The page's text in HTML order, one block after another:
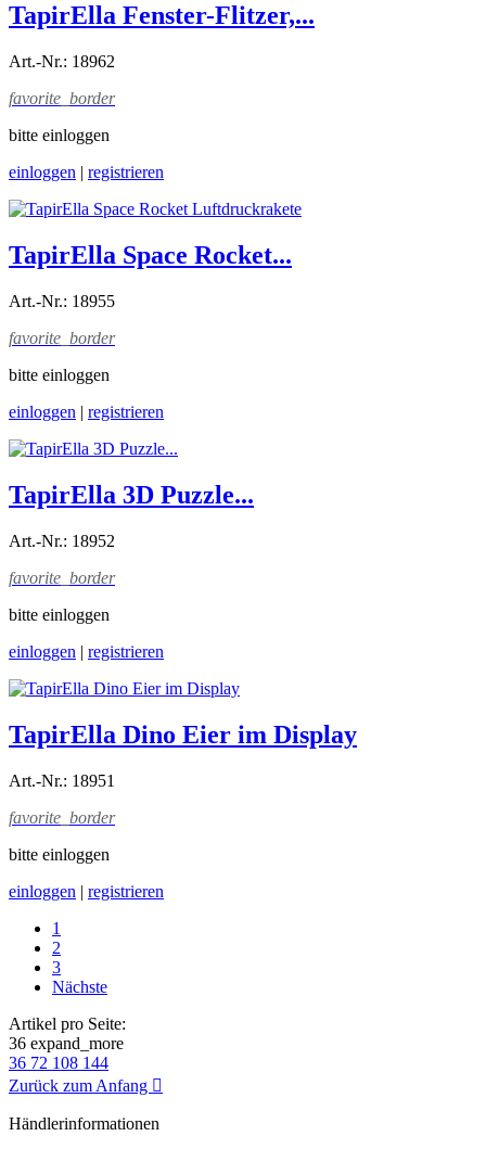
TapirElla Fenster-Flitzer,...
Art.-Nr.: 18962
favorite_border
bitte einloggen
einloggen | registrieren
TapirElla Space Rocket...
Art.-Nr.: 18955
favorite_border
bitte einloggen
einloggen | registrieren
TapirElla 3D Puzzle...
Art.-Nr.: 18952
favorite_border
bitte einloggen
einloggen | registrieren
TapirElla Dino Eier im Display
Art.-Nr.: 18951
favorite_border
bitte einloggen
einloggen | registrieren
1
2
3
Nächste
Artikel pro Seite:
36 expand_more
36 72 108 144
Zurück zum Anfang 
Händlerinformationen